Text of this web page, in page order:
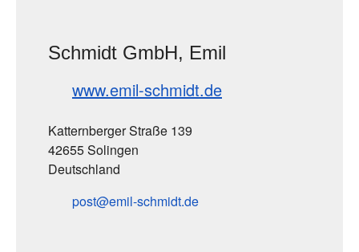
Schmidt GmbH, Emil
www.emil-schmidt.de
Katternberger Straße 139
42655 Solingen
Deutschland
post
emil-schmidtde